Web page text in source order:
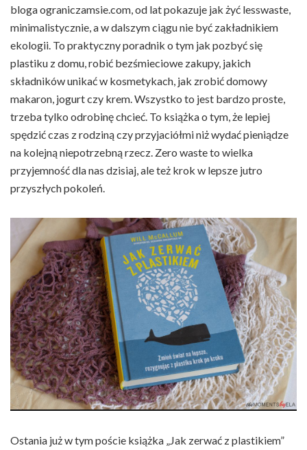
bloga ograniczamsie.com, od lat pokazuje jak żyć lesswaste,
minimalistycznie, a w dalszym ciągu nie być zakładnikiem
ekologii. To praktyczny poradnik o tym jak pozbyć się
plastiku z domu, robić bezśmieciowe zakupy, jakich
składników unikać w kosmetykach, jak zrobić domowy
makaron, jogurt czy krem. Wszystko to jest bardzo proste,
trzeba tylko odrobinę chcieć. To książka o tym, że lepiej
spędzić czas z rodziną czy przyjaciółmi niż wydać pieniądze
na kolejną niepotrzebną rzecz. Zero waste to wielka
przyjemność dla nas dzisiaj, ale też krok w lepsze jutro
przyszłych pokoleń.
Ostania już w tym poście książka „Jak zerwać z plastikiem”